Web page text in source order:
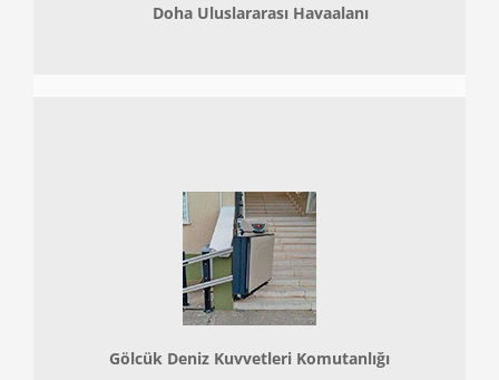
Doha Uluslararası Havaalanı
Gölcük Deniz Kuvvetleri Komutanlığı